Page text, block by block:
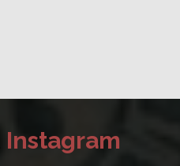
Instagram